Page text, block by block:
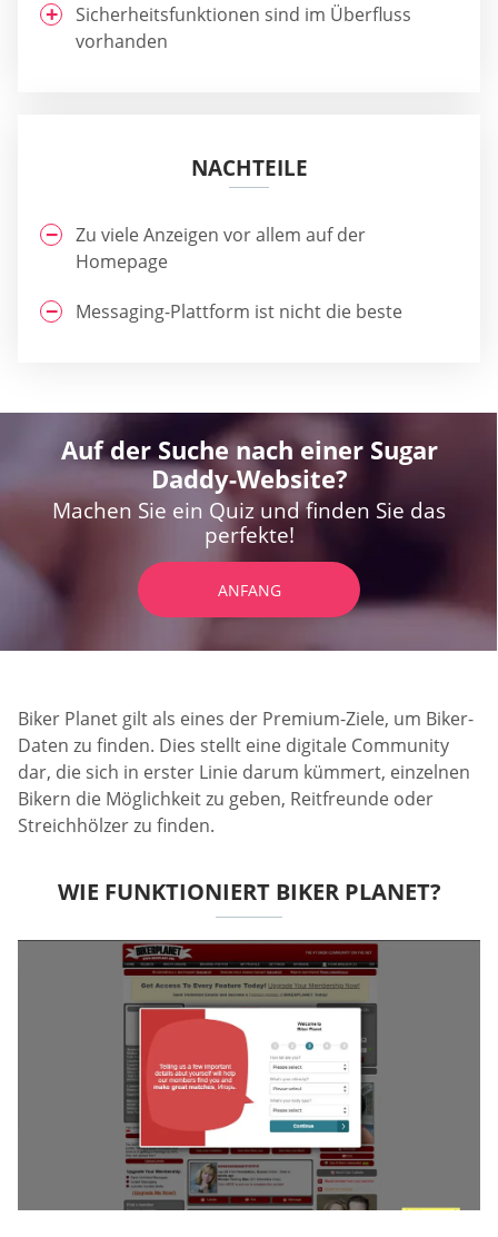
Sicherheitsfunktionen sind im Überfluss
vorhanden
NACHTEILE
Zu viele Anzeigen vor allem auf der
Homepage
Messaging-Plattform ist nicht die beste
Auf der Suche nach einer Sugar
Daddy-Website?
Machen Sie ein Quiz und finden Sie das
perfekte!
ANFANG
Biker Planet gilt als eines der Premium-Ziele, um Biker-
Daten zu finden. Dies stellt eine digitale Community
dar, die sich in erster Linie darum kümmert, einzelnen
Bikern die Möglichkeit zu geben, Reitfreunde oder
Streichhölzer zu finden.
WIE FUNKTIONIERT BIKER PLANET?